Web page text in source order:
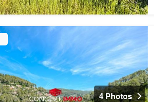
4 Photos